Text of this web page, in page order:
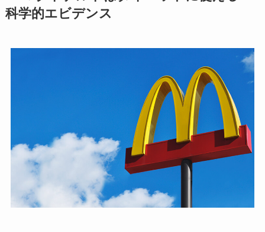
科学的エビデンス